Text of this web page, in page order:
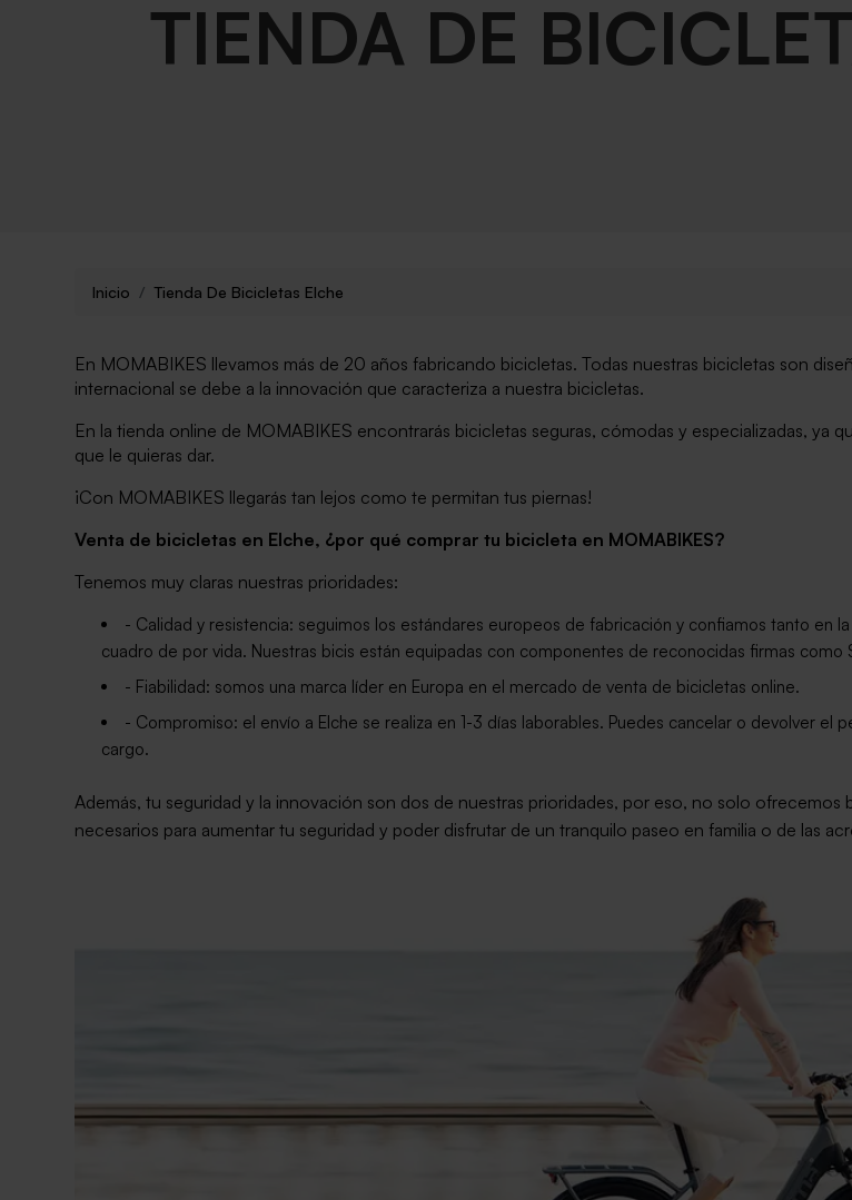
TIENDA DE
Inicio Tienda De Bicicletas Elche
En MOMABIKES llevamos más de 20 años fabricando bicicletas. Todas nuestras bicicletas son
internacional se debe a la innovación que caracteriza a nuestra bicicletas.
En la tienda online de MOMABIKES encontrarás bicicletas seguras, cómodas y especializadas, ya
que le quieras dar.
¡Con MOMABIKES llegarás tan lejos como te permitan tus piernas!
Venta de bicicletas en Elche, ¿por qué comprar tu bicicleta en MOMABIKES?
Tenemos muy claras nuestras prioridades:
- Calidad y resistencia: seguimos los estándares europeos de fabricación y confiamos tanto en
cuadro de por vida. Nuestras bicis están equipadas con componentes de reconocidas firmas como
- Fiabilidad: somos una marca líder en Europa en el mercado de venta de bicicletas online.
- Compromiso: el envío a Elche se realiza en 1-3 días laborables. Puedes cancelar o devolver
cargo.
Además, tu seguridad y la innovación son dos de nuestras prioridades, por eso, no solo
necesarios para aumentar tu seguridad y poder disfrutar de un tranquilo paseo en familia o de las